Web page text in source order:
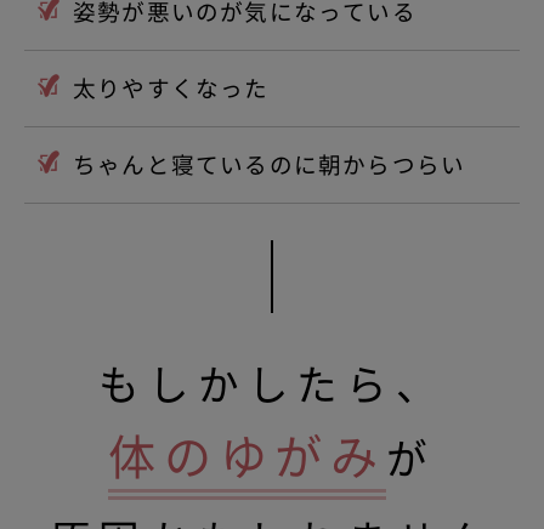
姿勢が悪いのが気になっている
太りやすくなった
ちゃんと寝ているのに朝からつらい
もしかしたら、
体のゆがみ が